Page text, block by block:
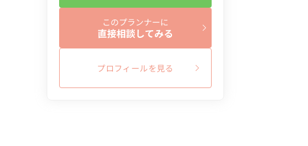
このプランナーに
直接相談してみる
プロフィールを見る